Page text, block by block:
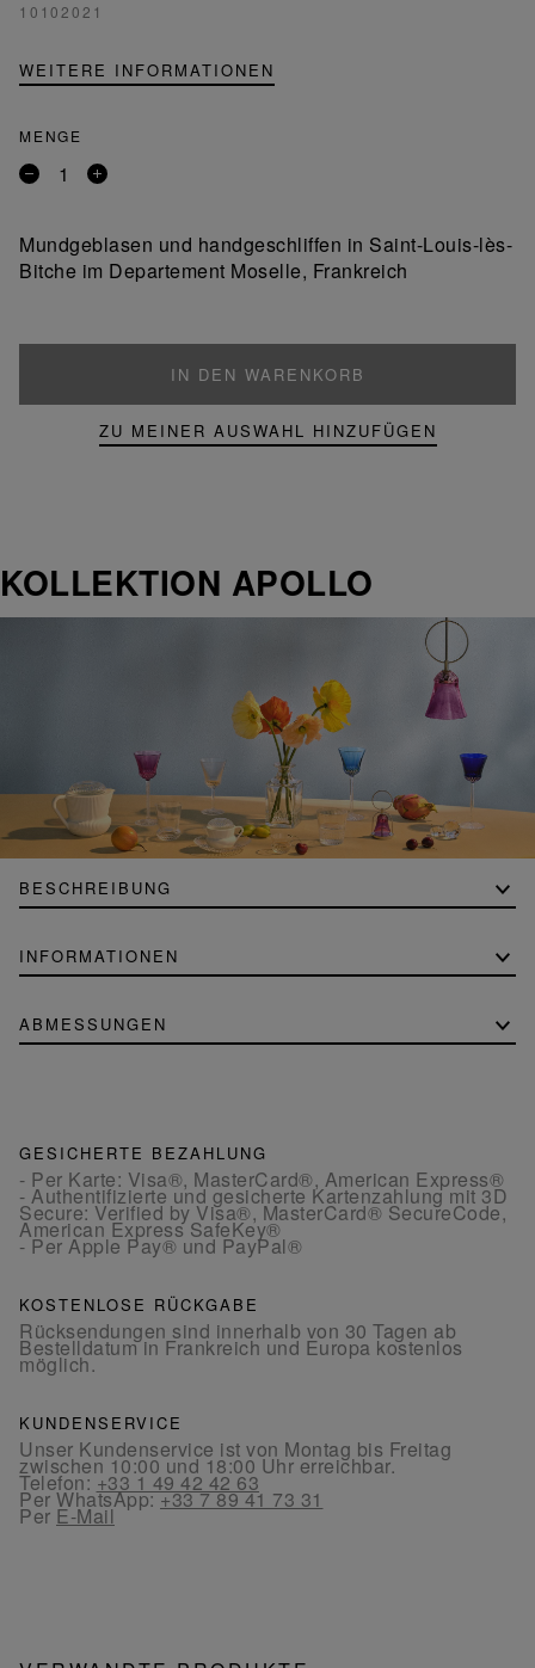
10102021
WEITERE INFORMATIONEN
MENGE
Entfernen
Produkt
Ein
Mundgeblasen und handgeschliffen in Saint-Louis-lès-
Bitche im Departement Moselle, Frankreich
IN DEN WARENKORB
ZU MEINER AUSWAHL HINZUFÜGEN
KOLLEKTION APOLLO
BESCHREIBUNG
INFORMATIONEN
ABMESSUNGEN
GESICHERTE BEZAHLUNG
- Per Karte: Visa®, MasterCard®, American Express®
- Authentifizierte und gesicherte Kartenzahlung mit 3D
Secure: Verified by Visa®, MasterCard® SecureCode,
American Express SafeKey®
- Per Apple Pay® und PayPal®
KOSTENLOSE RÜCKGABE
Rücksendungen sind innerhalb von 30 Tagen ab
Bestelldatum in Frankreich und Europa kostenlos
möglich.
KUNDENSERVICE
Unser Kundenservice ist von Montag bis Freitag
zwischen 10:00 und 18:00 Uhr erreichbar.
Telefon:+33 1 49 42 42 63
Per WhatsApp:+33 7 89 41 73 31
Per E-Mail